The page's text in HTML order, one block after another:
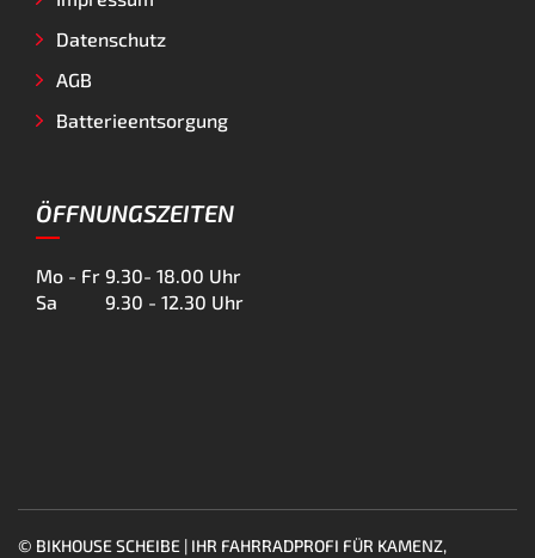
Datenschutz
AGB
Batterieentsorgung
ÖFFNUNGSZEITEN
Mo - Fr 9.30- 18.00 Uhr
Sa
9.30 - 12.30 Uhr
© BIKHOUSE SCHEIBE | IHR FAHRRADPROFI FÜR KAMENZ,